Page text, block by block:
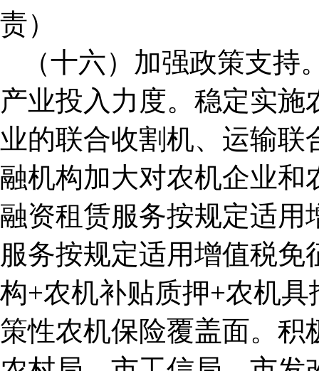
责）
（十六）加强政策支
产业投入力度。稳定实
业的联合收割机、运输
融机构加大对农机企业和
融资租赁服务按规定适用
服务按规定适用增值税免
构+农机补贴质押+农机
策性农机保险覆盖面。积